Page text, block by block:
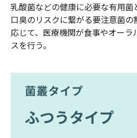
乳酸菌などの健康に必要な有用菌
口臭のリスクに繋がる要注意菌の
応じて、医療機関が食事やオーラ
スを行う。